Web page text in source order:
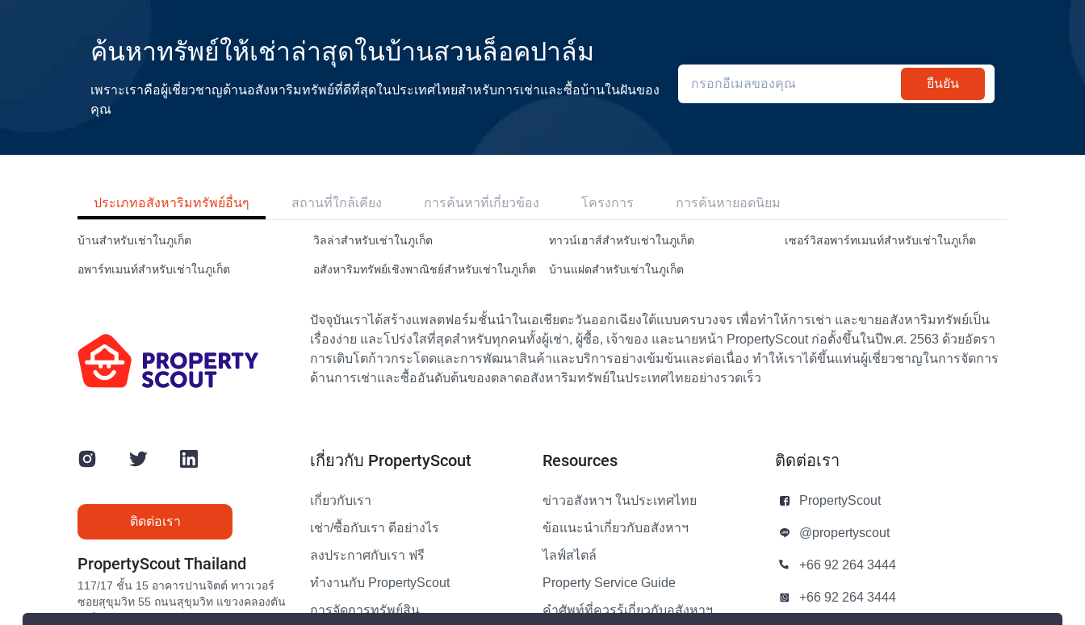
ค้นหาทรัพย์ให้เช่าล่าสุดในบ้านสวนล็อคปาล์ม
เพราะเราคือผู้เชี่ยวชาญด้านอสังหาริมทรัพย์ที่ดีที่สุดในประเทศไทยสำหรับการเช่าและซื้อบ้านในฝันของ
คุณ
ยืนยัน
ประเภทอสังหาริมทรัพย์อื่นๆ สถานที่ใกล้เคียง การค้นหาที่เกี่ยวข้อง โครงการ การค้นหายอดนิยม
บ้านสำหรับเช่าในภูเก็ต วิลล่าสำหรับเช่าในภูเก็ต ทาวน์เฮาส์สำหรับเช่าในภูเก็ต เซอร์วิสอพาร์ทเมนท์สำหรับเช่าในภูเก็ต
อพาร์ทเมนท์สำหรับเช่าในภูเก็ต อสังหาริมทรัพย์เชิงพาณิชย์สำหรับเช่าในภูเก็ต บ้านแฝดสำหรับเช่าในภูเก็ต
ปัจจุบันเราได้สร้างแพลตฟอร์มชั้นนำในเอเชียตะวันออกเฉียงใต้แบบครบวงจร เพื่อทำให้การเช่า และขายอสังหาริมทรัพย์เป็น
เรื่องง่าย และโปร่งใสที่สุดสำหรับทุกคนทั้งผู้เช่า, ผู้ซื้อ, เจ้าของ และนายหน้า PropertyScout ก่อตั้งขึ้นในปีพ.ศ. 2563 ด้วยอัตรา
การเติบโตก้าวกระโดดและการพัฒนาสินค้าและบริการอย่างเข้มข้นและต่อเนื่อง ทำให้เราได้ขึ้นแท่นผู้เชี่ยวชาญในการจัดการ
ด้านการเช่าและซื้ออันดับต้นของตลาดอสังหาริมทรัพย์ในประเทศไทยอย่างรวดเร็ว
ติดต่อเรา
PropertyScout Thailand
117/17 ชั้น 15 อาคารปานจิตต์ ทาวเวอร์
ซอยสุขุมวิท 55 ถนนสุขุมวิท แขวงคลองตัน
เกี่ยวกับ PropertyScout
เกี่ยวกับเรา
เช่า/ซื้อกับเรา ดีอย่างไร
ลงประกาศกับเรา ฟรี
ทำงานกับ PropertyScout
การจัดการทรัพย์สิน
Resources
ข่าวอสังหาฯ ในประเทศไทย
ข้อแนะนำเกี่ยวกับอสังหาฯ
ไลฟ์สไตล์
Property Service Guide
คำศัพท์ที่ควรรู้เกี่ยวกับอสังหาฯ
ติดต่อเรา
PropertyScout
@propertyscout
+66 92 264 3444
+66 92 264 3444